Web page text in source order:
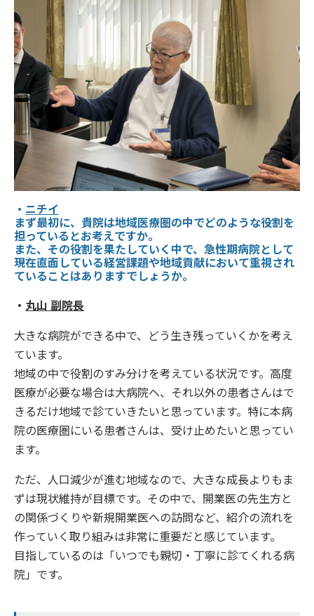
・ ニチイ
まず最初に、貴院は地域医療圏の中でどのような役割を
担っているとお考えですか。
また、その役割を果たしていく中で、急性期病院として
現在直面している経営課題や地域貢献において重視され
ていることはありますでしょうか。
・ 丸山 副院長
大きな病院ができる中で、どう生き残っていくかを考え
ています。
地域の中で役割のすみ分けを考えている状況です。高度
医療が必要な場合は大病院へ、それ以外の患者さんはで
きるだけ地域で診ていきたいと思っています。特に本病
院の医療圏にいる患者さんは、受け止めたいと思ってい
ます。
ただ、人口減少が進む地域なので、大きな成長よりもま
ずは現状維持が目標です。その中で、開業医の先生方と
の関係づくりや新規開業医への訪問など、紹介の流れを
作っていく取り組みは非常に重要だと感じています。
目指しているのは「いつでも親切・丁寧に診てくれる病
院」です。